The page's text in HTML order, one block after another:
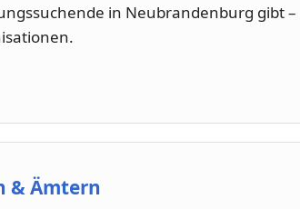
in Neubrandenburg gibt –
& Ämtern